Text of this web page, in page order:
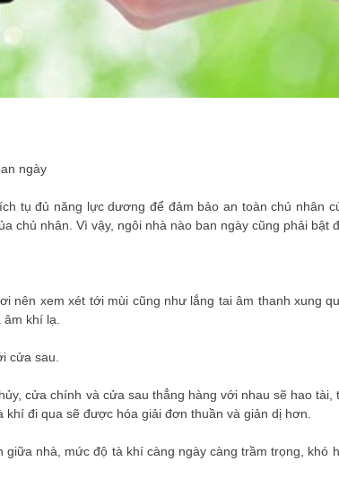
ngày
tụ đủ năng lực dương để đảm bảo an toàn chủ nhân
chủ nhân. Vì vậy, ngôi nhà nào ban ngày cũng phải bật
nên xem xét tới mùi cũng như lắng tai âm thanh xung
khí lạ.
cửa sau.
cửa chính và cửa sau thẳng hàng với nhau sẽ hao
khí đi qua sẽ được hóa giải đơn thuần và giản dị hơn.
giữa nhà, mức độ tà khí càng ngày càng trầm trọng, khó